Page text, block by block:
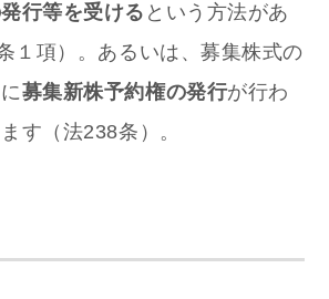
行等を受ける という方法があ
１項）。あるいは、募集株式の
募集新株予約権の発行が行わ
す（法238条）。